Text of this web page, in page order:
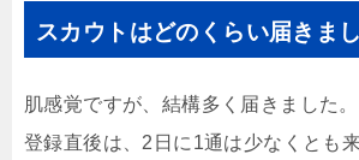
スカウトはどのくらい届きま
肌感覚ですが、結構多く届きました。
登録直後は、2日に1通は少なくとも来